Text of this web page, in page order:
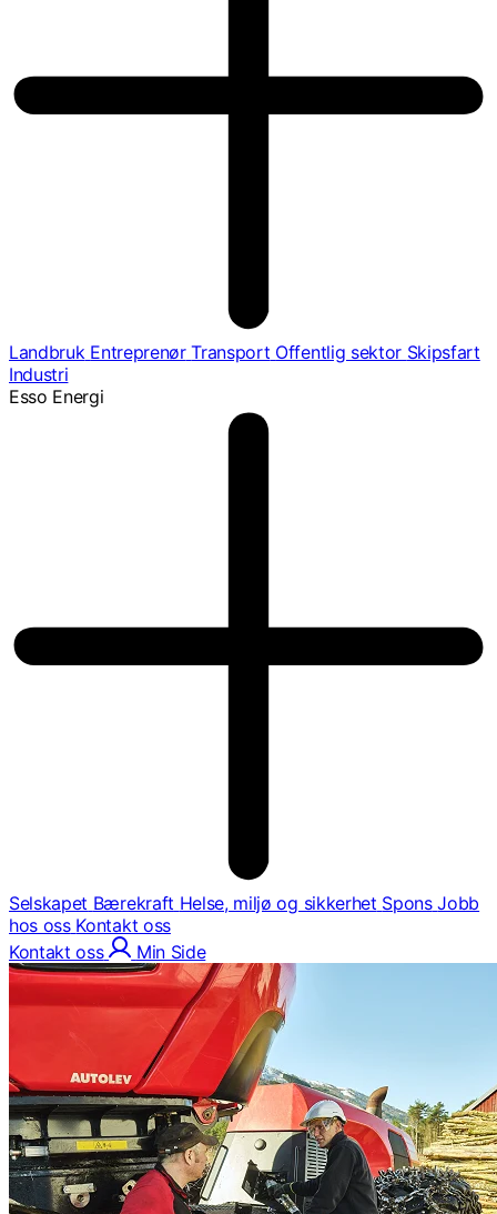
Landbruk Entreprenør Transport Offentlig sektor Skipsfart
Industri
Esso Energi
Selskapet Bærekraft Helse, miljø og sikkerhet Spons Jobb
hos oss Kontakt oss
Kontakt oss
Min Side